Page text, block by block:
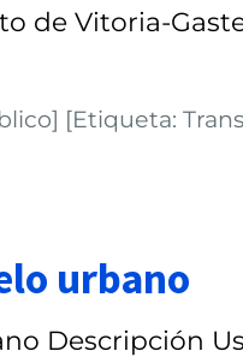
de Vitoria-
[Etiqueta:
urbano
Descripción